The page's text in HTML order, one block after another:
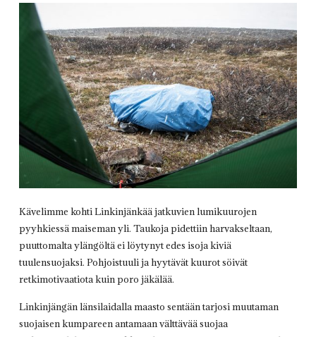
Kävelimme kohti Linkinjänkää jatkuvien lumikuurojen
pyyhkiessä maiseman yli. Taukoja pidettiin harvakseltaan,
puuttomalta ylängöltä ei löytynyt edes isoja kiviä
tuulensuojaksi. Pohjoistuuli ja hyytävät kuurot söivät
retkimotivaatiota kuin poro jäkälää.
Linkinjängän länsilaidalla maasto sentään tarjosi muutaman
suojaisen kumpareen antamaan välttävää suojaa